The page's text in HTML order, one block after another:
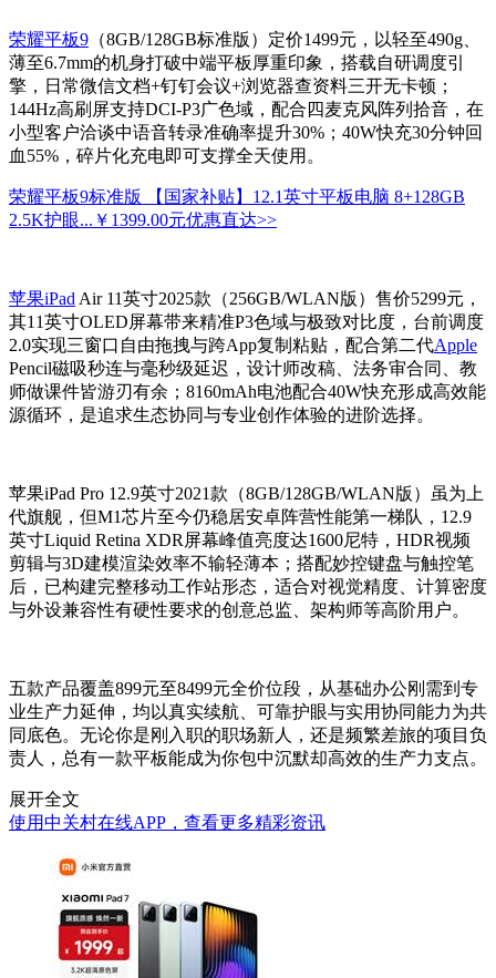
荣耀平板9 （8GB/128GB标准版）定价1499元，以轻至490g、
薄至6.7mm的机身打破中端平板厚重印象，搭载自研调度引
擎，日常微信文档+钉钉会议+浏览器查资料三开无卡顿；
144Hz高刷屏支持DCI-P3广色域，配合四麦克风阵列拾音，在
小型客户洽谈中语音转录准确率提升30%；40W快充30分钟回
血55%，碎片化充电即可支撑全天使用。
荣耀平板9标准版 【国家补贴】12.1英寸平板电脑 8+128GB
2.5K护眼... ￥1399.00元优惠直达>>
苹果iPad Air 11英寸2025款（256GB/WLAN版）售价5299元，
其11英寸OLED屏幕带来精准P3色域与极致对比度，台前调度
2.0实现三窗口自由拖拽与跨App复制粘贴，配合第二代Apple
Pencil磁吸秒连与毫秒级延迟，设计师改稿、法务审合同、教
师做课件皆游刃有余；8160mAh电池配合40W快充形成高效能
源循环，是追求生态协同与专业创作体验的进阶选择。
苹果iPad Pro 12.9英寸2021款（8GB/128GB/WLAN版）虽为上
代旗舰，但M1芯片至今仍稳居安卓阵营性能第一梯队，12.9
英寸Liquid Retina XDR屏幕峰值亮度达1600尼特，HDR视频
剪辑与3D建模渲染效率不输轻薄本；搭配妙控键盘与触控笔
后，已构建完整移动工作站形态，适合对视觉精度、计算密度
与外设兼容性有硬性要求的创意总监、架构师等高阶用户。
五款产品覆盖899元至8499元全价位段，从基础办公刚需到专
业生产力延伸，均以真实续航、可靠护眼与实用协同能力为共
同底色。无论你是刚入职的职场新人，还是频繁差旅的项目负
责人，总有一款平板能成为你包中沉默却高效的生产力支点。
展开全文
使用中关村在线APP，查看更多精彩资讯